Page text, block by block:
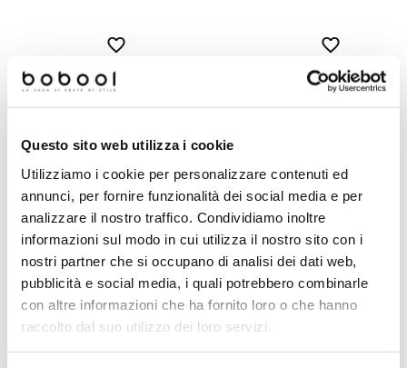
Questo sito web utilizza i cookie
Utilizziamo i cookie per personalizzare contenuti ed
annunci, per fornire funzionalità dei social media e per
analizzare il nostro traffico. Condividiamo inoltre
informazioni sul modo in cui utilizza il nostro sito con i
nostri partner che si occupano di analisi dei dati web,
pubblicità e social media, i quali potrebbero combinarle
con altre informazioni che ha fornito loro o che hanno
raccolto dal suo utilizzo dei loro servizi.
porcellanato, Concrete Pearl 7,3x90
cm - Set, Ceramica Sant'Agostino
Richiedi preventivo
in gres porcellanato, White
cm - Blendart, Ceramica
Sant'Agostino
Prodotti simili
-78% Offerta